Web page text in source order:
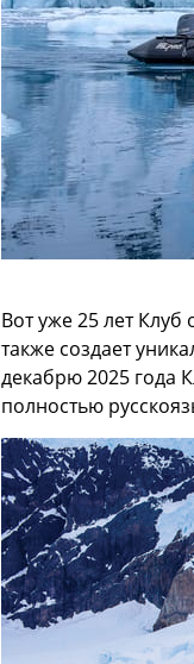
Вот уже 25 лет Клуб
также создает
декабрю 2025 года
полностью